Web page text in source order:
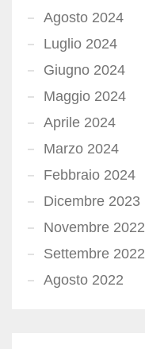
Agosto 2024
Luglio 2024
Giugno 2024
Maggio 2024
Aprile 2024
Marzo 2024
Febbraio 2024
Dicembre 2023
Novembre 2022
Settembre 2022
Agosto 2022